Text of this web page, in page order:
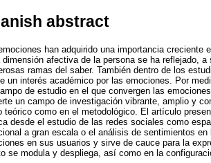
abstract
han adquirido una importancia
dimensión afectiva de la persona se ha reflejado,
ramas del saber. También dentro de los
un interés académico por las emociones. Por
de estudio en el que convergen las
un campo de investigación vibrante, amplio y
teórico como en el metodológico. El artículo
desde el estudio de las redes sociales como
a gran escala o el análisis de sentimientos
en sus usuarios y sirve de cauce para la
se modula y despliega, así como en la